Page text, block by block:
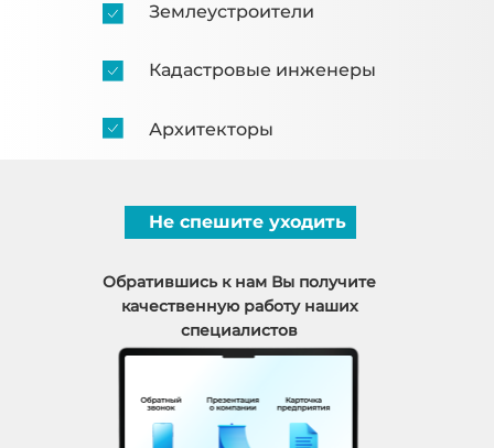
Землеустроители
Кадастровые инженеры
Архитекторы
Обратившись к нам Вы получите
качественную работу наших
специалистов
Не спешите уходить